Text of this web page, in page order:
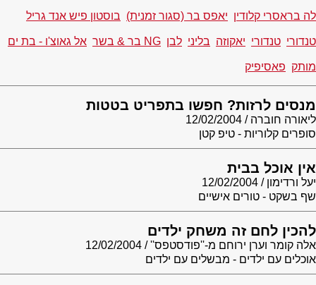
לה בראסרי קלודין יאפס בר (סגור זמנית) בוסטון פיש אנד גריל
טנדורי טנדורי יאקוזה בליני לבן NG בר & בשר אל גאוצ'ו - בת ים
מותק פאסיפיק
מנסים לרזות? חפשו בתפריט בטטות
ליאורה חוברה
12/02/2004
סופרים קלוריות - טיפ קטן
אין אוכל בבית
יעל ורדימון
12/02/2004
שף בשקט - טורים אישיים
להכין לחם זה משחק ילדים
אלה קומר וערן ירוחם מ-''פודסטפס''
12/02/2004
אוכלים עם ילדים - מבשלים עם ילדים